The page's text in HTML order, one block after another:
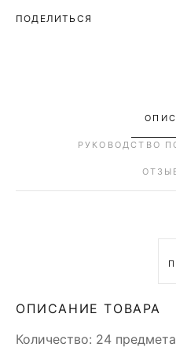
ПОДЕЛИТЬСЯ
РУКОВОДСТВО
ОПИСАНИЕ ТОВАРА
Количество: 24